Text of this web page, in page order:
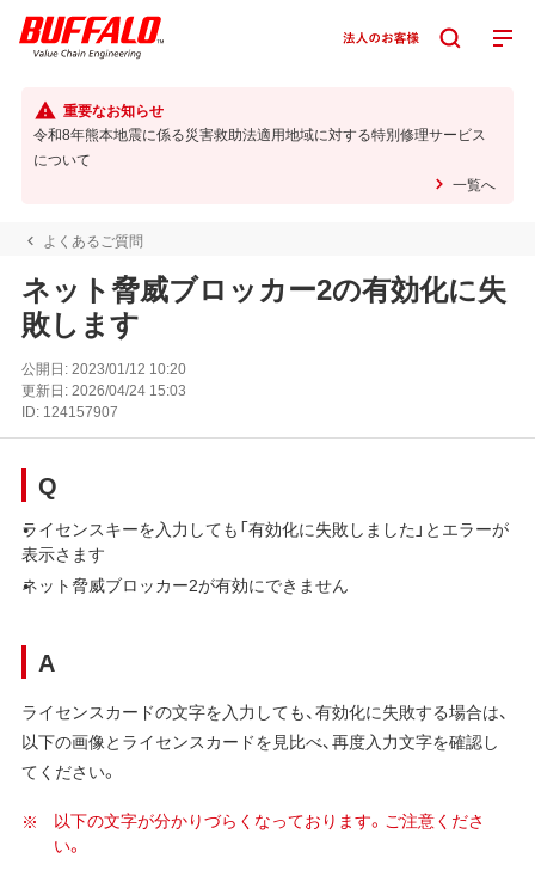
重要なお知らせ
令和8年熊本地震に係る災害救助法適用地域に対する特別修理サービス
について
一覧へ
よくあるご質問
ネット脅威ブロッカー2の有効化に失
敗します
公開日:2023/01/12 10:20
更新日:2026/04/24 15:03
ID: 124157907
Q
ライセンスキーを入力しても「有効化に失敗しました」とエラーが
表示さます
ネット脅威ブロッカー2が有効にできません
A
ライセンスカードの文字を入力しても、有効化に失敗する場合は、
以下の画像とライセンスカードを見比べ、再度入力文字を確認し
てください。
以下の文字が分かりづらくなっております。ご注意くださ
い。